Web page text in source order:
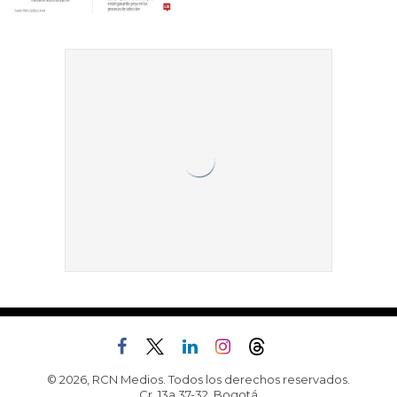
© 2026, RCN Medios. Todos los derechos reservados.